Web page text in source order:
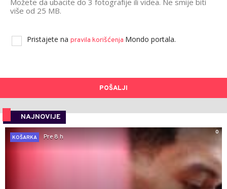
više od 25 MB.
Pristajete na pravila korišćenja Mondo portala.
POŠALJI
NAJNOVIJE
0
KOŠARKA
Pre 8 h